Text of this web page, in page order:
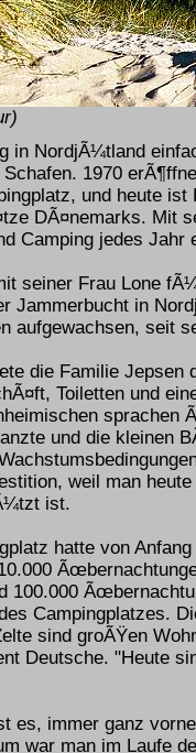
in NordjÃ¼tland
1970
und heute
DÃ¤nemarks. Mit
Camping jedes Jahr
seiner Frau Lone
Jammerbucht in
aufgewachsen, seit
die Familie
Toiletten und
sprachen
und die kleinen
weil man
ist.
hatte von
100.000
Campingplatzes.
sind groÃŸen
Deutsche. "Heute
es, immer ganz
war man im Laufe